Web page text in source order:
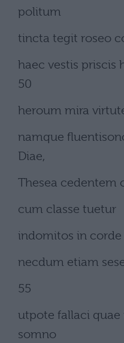
politum
tincta tegit roseo
haec vestis priscis
50
heroum mira
namque
Diae,
Thesea cedentem
cum classe tuetur
indomitos in corde
necdum etiam
55
utpote fallaci
somno